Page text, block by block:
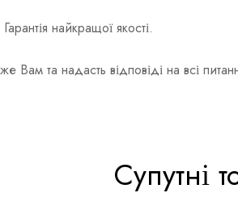
найкращої якості.
та надасть відповіді на всі
Супутні